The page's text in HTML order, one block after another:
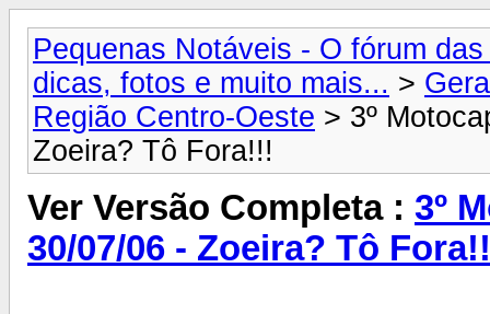
Pequenas Notáveis - O fórum
dicas, fotos e muito mais... >
Região Centro-Oeste > 3º
Zoeira? Tô Fora!!!
Ver Versão Completa : 3º
30/07/06 - Zoeira? Tô